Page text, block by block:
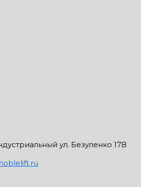
ул. Безуленко 17В